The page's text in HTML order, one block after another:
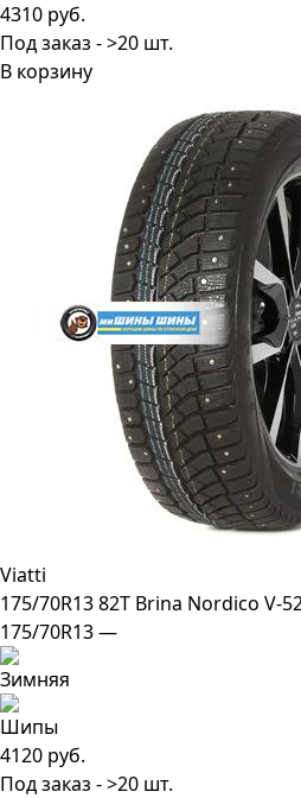
4310 руб.
Под заказ - >20 шт.
В корзину
Viatti
175/70R13 82T Brina Nordico V-
175/70R13 —
4120 руб.
Под заказ - >20 шт.